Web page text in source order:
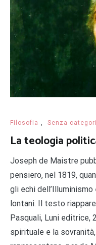
Filosofia , Senza
La teologia
Joseph de Maistre
pensiero, nel 1819,
gli echi
lontani. Il testo
Pasquali, Luni editrice,
spirituale e la